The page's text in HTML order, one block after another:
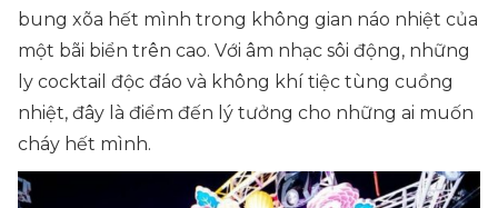
bung xõa hết mình trong không gian náo nhiệt của
một bãi biển trên cao. Với âm nhạc sôi động, những
ly cocktail độc đáo và không khí tiệc tùng cuồng
nhiệt, đây là điểm đến lý tưởng cho những ai muốn
cháy hết mình.